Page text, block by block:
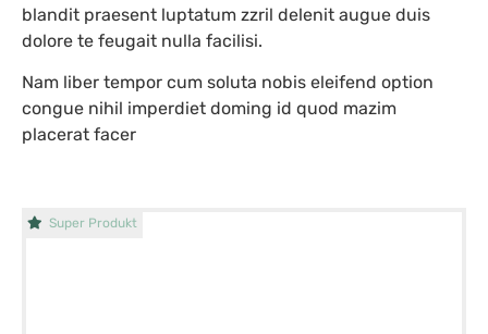
blandit praesent luptatum zzril delenit augue duis
dolore te feugait nulla facilisi.
Nam liber tempor cum soluta nobis eleifend option
congue nihil imperdiet doming id quod mazim
placerat facer
Super Produkt